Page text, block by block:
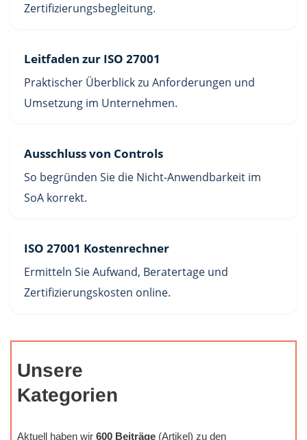
Zertifizierungsbegleitung.
Leitfaden zur ISO 27001
Praktischer Überblick zu Anforderungen und
Umsetzung im Unternehmen.
Ausschluss von Controls
So begründen Sie die Nicht-Anwendbarkeit im
SoA korrekt.
ISO 27001 Kostenrechner
Ermitteln Sie Aufwand, Beratertage und
Zertifizierungskosten online.
Unsere
Kategorien
Aktuell haben wir 600 Beiträge (Artikel) zu den